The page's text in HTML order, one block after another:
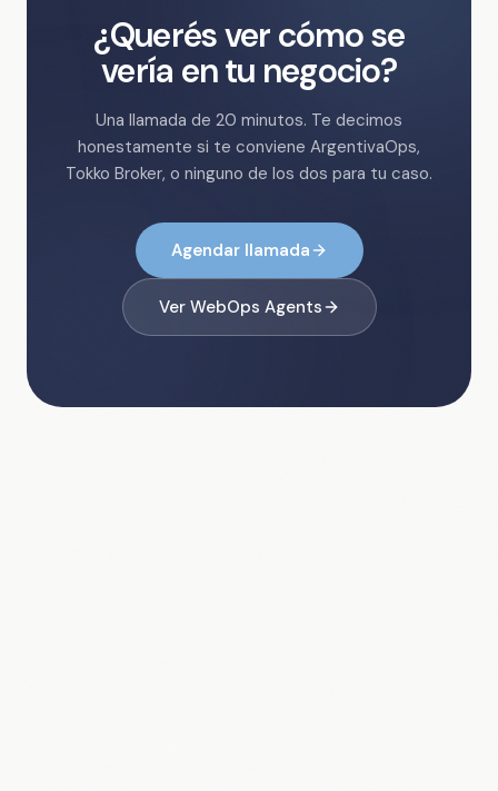
¿Querés ver cómo se
vería en tu negocio?
Una llamada de 20 minutos. Te decimos
honestamente si te conviene ArgentivaOps,
Tokko Broker, o ninguno de los dos para tu caso.
Agendar llamada
Ver WebOps Agents